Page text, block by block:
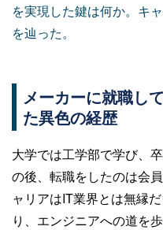
を実現した鍵は何か。キ
を辿った。
メーカーに就職し
た異色の経歴
大学では工学部で学び、
の後、転職をしたのは会
ャリアはIT業界とは無縁
り、エンジニアへの道を